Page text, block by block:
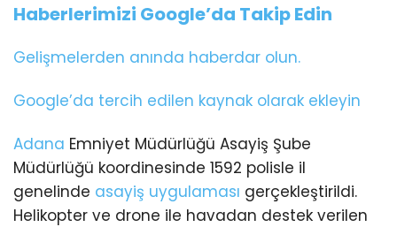
Haberlerimizi Google’da Takip Edin
Gelişmelerden anında haberdar olun.
Google’da tercih edilen kaynak olarak ekleyin
Adana Emniyet Müdürlüğü Asayiş Şube
Müdürlüğü koordinesinde 1592 polisle il
genelinde asayiş uygulaması gerçekleştirildi.
Helikopter ve drone ile havadan destek verilen